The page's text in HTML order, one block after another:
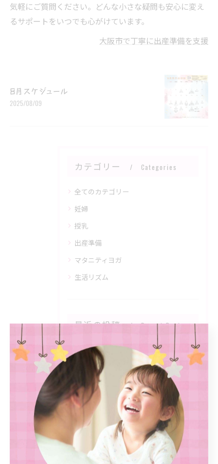
気軽にご質問ください。どんな小さな疑問も安心に変え
るサポートをいつでも心がけています。
大阪市で丁寧に出産準備を支援
8月スケジュール
2025/08/09
カテゴリー Categories
全てのカテゴリー
妊婦
授乳
出産準備
マタニティヨガ
生活リズム
最近の投稿 Recent Posts
2026/03/10
2025/08/09
8月スケジュール